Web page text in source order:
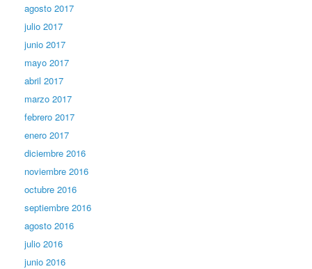
agosto 2017
julio 2017
junio 2017
mayo 2017
abril 2017
marzo 2017
febrero 2017
enero 2017
diciembre 2016
noviembre 2016
octubre 2016
septiembre 2016
agosto 2016
julio 2016
junio 2016